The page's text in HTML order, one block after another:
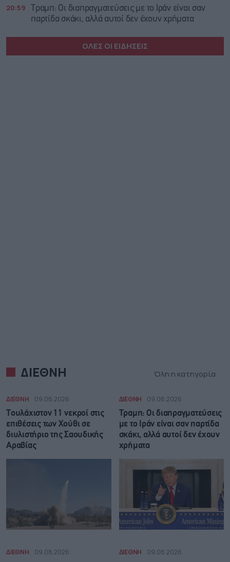
20:59
Τραμπ: Οι διαπραγματεύσεις με το Ιράν είναι σαν
παρτίδα σκάκι, αλλά αυτοί δεν έχουν χρήματα
ΟΛΕΣ ΟΙ ΕΙΔΗΣΕΙΣ
ΔΙΕΘΝΗ Όλη η κατηγορία
ΔΙΕΘΝΗ 09.08.2026
Τουλάχιστον 11 νεκροί στις
επιθέσεις των Χούθι σε
διυλιστήριο της Σαουδικής
Αραβίας
ΔΙΕΘΝΗ 09.08.2026
Τραμπ: Οι διαπραγματεύσεις
με το Ιράν είναι σαν παρτίδα
σκάκι, αλλά αυτοί δεν έχουν
χρήματα
ΔΙΕΘΝΗ 09.08.2026 ΔΙΕΘΝΗ 09.08.2026